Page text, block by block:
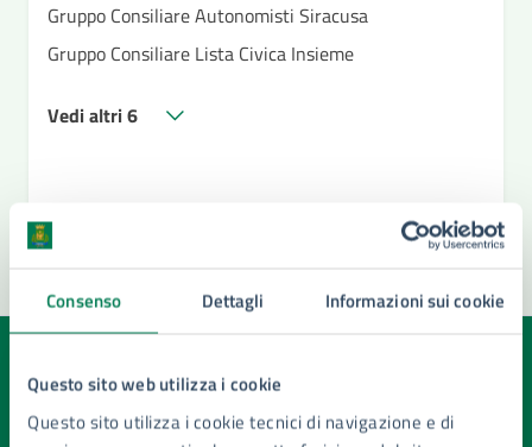
Consenso Dettagli Informazioni sui cookie
Questo sito web utilizza i cookie
Questo sito utilizza i cookie tecnici di navigazione e di
Gruppo Consiliare Autonomisti Siracusa
Gruppo Consiliare Lista Civica Insieme
Vedi altri 6
Quanto sono chiare le informazioni su questa
pagina?